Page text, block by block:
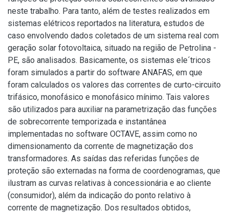
neste trabalho. Para tanto, além de testes realizados em
sistemas elétricos reportados na literatura, estudos de
caso envolvendo dados coletados de um sistema real com
geração solar fotovoltaica, situado na região de Petrolina -
PE, são analisados. Basicamente, os sistemas ele´tricos
foram simulados a partir do software ANAFAS, em que
foram calculados os valores das correntes de curto-circuito
trifásico, monofásico e monofásico mínimo. Tais valores
são utilizados para auxiliar na parametrização das funções
de sobrecorrente temporizada e instantânea
implementadas no software OCTAVE, assim como no
dimensionamento da corrente de magnetização dos
transformadores. As saídas das referidas funções de
proteção são externadas na forma de coordenogramas, que
ilustram as curvas relativas à concessionária e ao cliente
(consumidor), além da indicação do ponto relativo à
corrente de magnetização. Dos resultados obtidos,